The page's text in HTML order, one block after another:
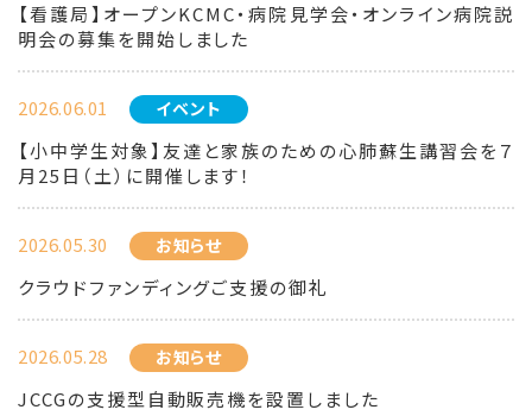
【看護局】オープンKCMC・病院見学会・オンライン病院説
明会の募集を開始しました
2026.06.01 イベント
【小中学生対象】友達と家族のための心肺蘇生講習会を７
月25日（土）に開催します！
2026.05.30 お知らせ
クラウドファンディングご支援の御礼
2026.05.28 お知らせ
JCCGの支援型自動販売機を設置しました